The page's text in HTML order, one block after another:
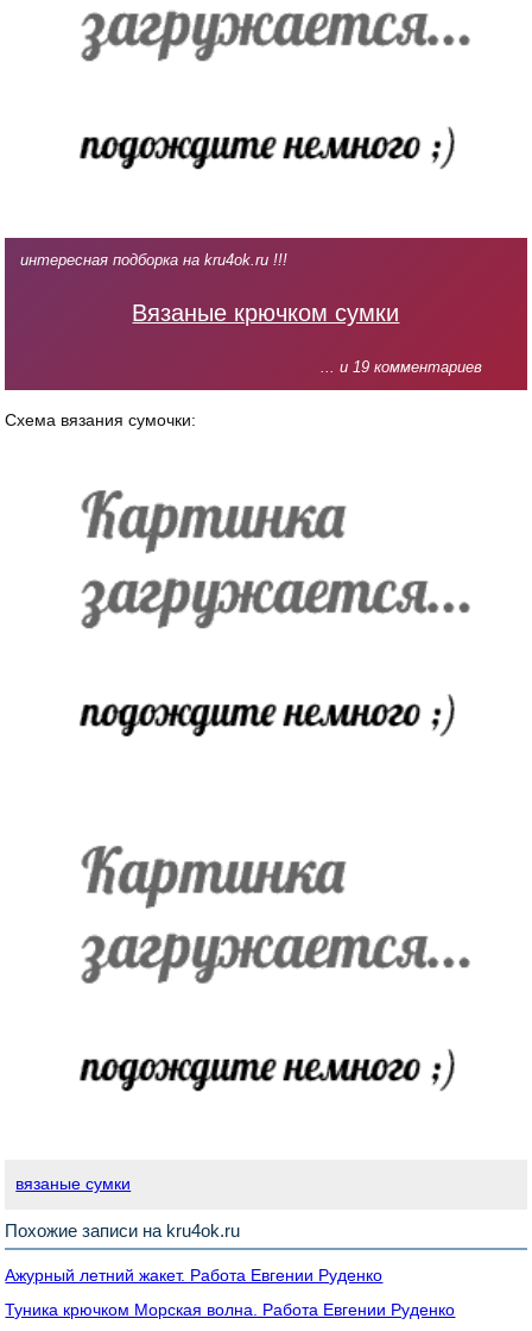
интересная подборка на kru4ok.ru !!!
Вязаные крючком сумки
... и 19 комментариев
Схема вязания сумочки:
вязаные сумки
Похожие записи на kru4ok.ru
Ажурный летний жакет. Работа Евгении Руденко
Туника крючком Морская волна. Работа Евгении Руденко